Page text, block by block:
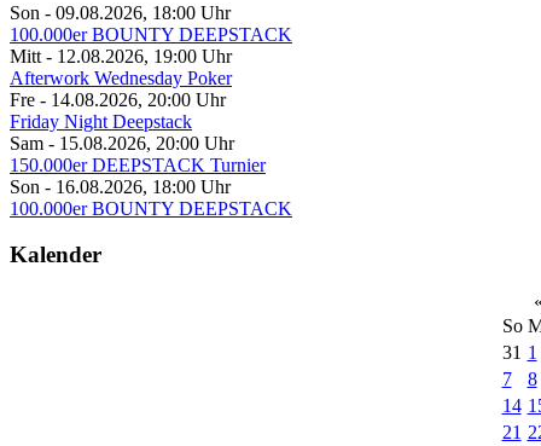
Son - 09.08.2026, 18:00 Uhr
100.000er BOUNTY DEEPSTACK
Mitt - 12.08.2026, 19:00 Uhr
Afterwork Wednesday Poker
Fre - 14.08.2026, 20:00 Uhr
Friday Night Deepstack
Sam - 15.08.2026, 20:00 Uhr
150.000er DEEPSTACK Turnier
Son - 16.08.2026, 18:00 Uhr
100.000er BOUNTY DEEPSTACK
Kalender
So
31 1
7
8
14
21